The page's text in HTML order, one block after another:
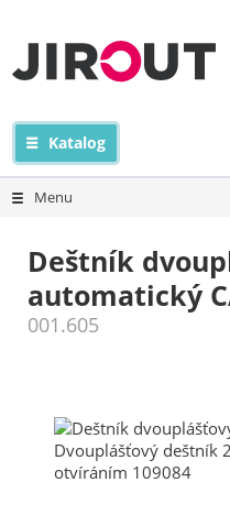
Katalog
Menu
Deštník
automatický
001.605